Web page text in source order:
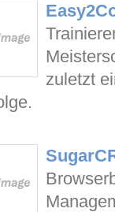
zuletzt